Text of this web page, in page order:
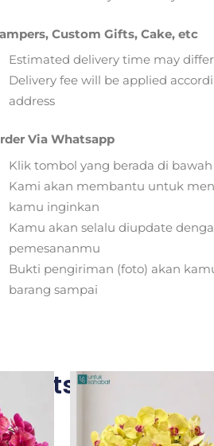
Custom Gifts, Cake, etc
Estimated delivery time may differ
Delivery fee will be applied
address
Via Whatsapp
Klik tombol yang berada di
Kami akan membantu untuk
kamu inginkan
Kamu akan selalu diupdate
pemesananmu
Bukti pengiriman (foto) akan
barang sampai